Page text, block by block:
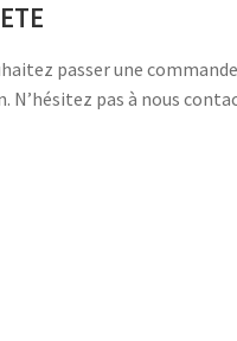
passer une
N’hésitez pas à nous